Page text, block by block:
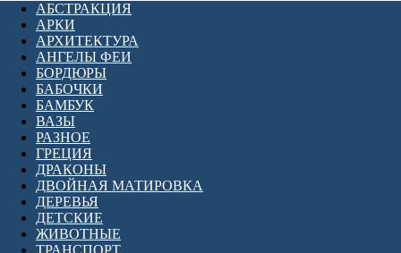
АБСТРАКЦИЯ
АРКИ
АРХИТЕКТУРА
АНГЕЛЫ ФЕИ
БОРДЮРЫ
БАБОЧКИ
БАМБУК
ВАЗЫ
РАЗНОЕ
ГРЕЦИЯ
ДРАКОНЫ
ДВОЙНАЯ МАТИРОВКА
ДЕРЕВЬЯ
ДЕТСКИЕ
ЖИВОТНЫЕ